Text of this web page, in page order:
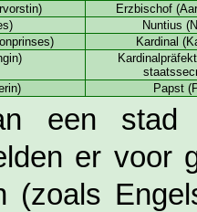
Erzbischof
Nuntius
Kardinal
Papst
een
er voor
(zoals